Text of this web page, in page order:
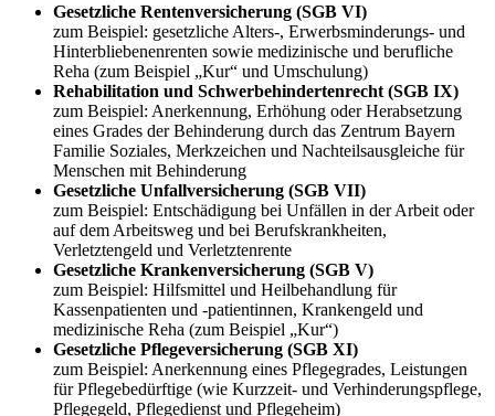
Gesetzliche Rentenversicherung (SGB VI)
zum Beispiel: gesetzliche Alters-, Erwerbsminderungs- und
Hinterbliebenenrenten sowie medizinische und berufliche
Reha (zum Beispiel „Kur“ und Umschulung)
Rehabilitation und Schwerbehindertenrecht (SGB IX)
zum Beispiel: Anerkennung, Erhöhung oder Herabsetzung
eines Grades der Behinderung durch das Zentrum Bayern
Familie Soziales, Merkzeichen und Nachteilsausgleiche für
Menschen mit Behinderung
Gesetzliche Unfallversicherung (SGB VII)
zum Beispiel: Entschädigung bei Unfällen in der Arbeit oder
auf dem Arbeitsweg und bei Berufskrankheiten,
Verletztengeld und Verletztenrente
Gesetzliche Krankenversicherung (SGB V)
zum Beispiel: Hilfsmittel und Heilbehandlung für
Kassenpatienten und -patientinnen, Krankengeld und
medizinische Reha (zum Beispiel „Kur“)
Gesetzliche Pflegeversicherung (SGB XI)
zum Beispiel: Anerkennung eines Pflegegrades, Leistungen
für Pflegebedürftige (wie Kurzzeit- und Verhinderungspflege,
Pflegegeld, Pflegedienst und Pflegeheim)